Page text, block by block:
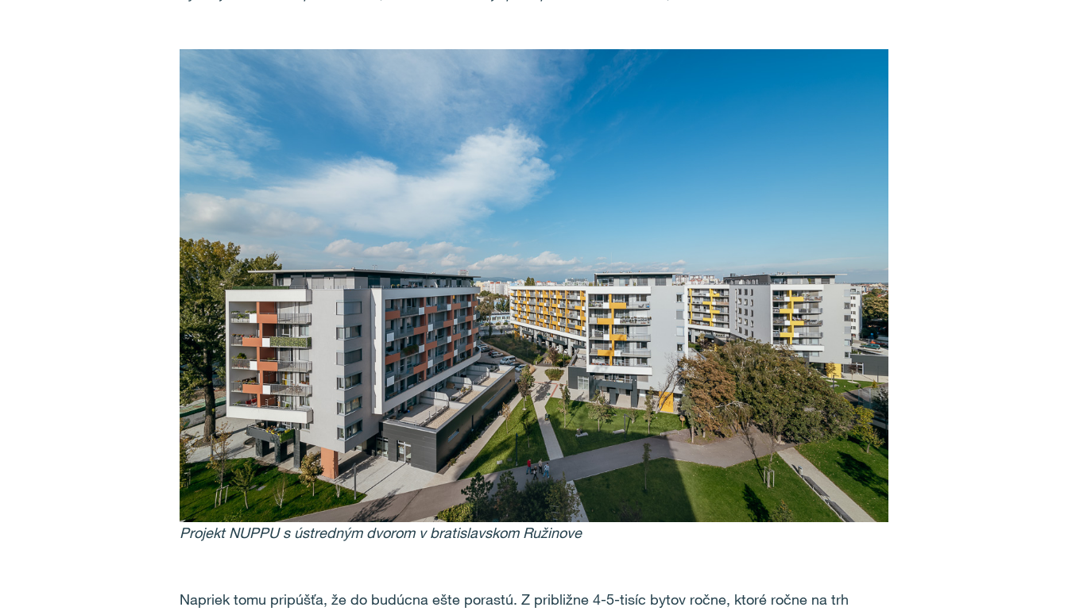
Projekt NUPPU s ústredným dvorom v bratislavskom Ružinove
Napriek tomu pripúšťa, že do budúcna ešte porastú. Z približne 4-5-tisíc bytov ročne, ktoré ročne na trh